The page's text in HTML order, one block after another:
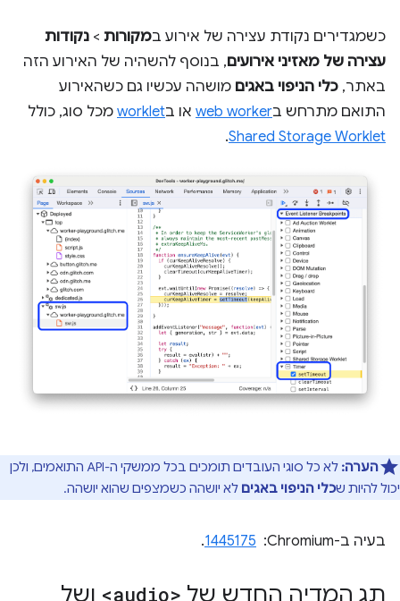
כשמגדירים נקודת עצירה של אירוע במקורות > נקודות
עצירה של מאזיני אירועים, בנוסף להשהיה של האירוע הזה
באתר, כלי הניפוי באגים מושהה עכשיו גם כשהאירוע
התואם מתרחש בweb worker או בworklet מכל סוג, כולל
Shared Storage Worklet
.
הערה:
לא כל סוגי העובדים תומכים בכל ממשקי ה-API התואמים, ולכן
יכול להיות שכלי הניפוי באגים לא יושהה כשמצפים שהוא יושהה.
בעיה ב-Chromium: ‏ 1445175
.
תג המדיה החדש של <audio> ושל